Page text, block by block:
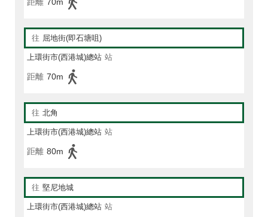
距離 70m
往 屈地街(即石塘咀)
上環街市(西港城)總站 站
距離 70m
往 北角
上環街市(西港城)總站 站
距離 80m
往 堅尼地城
上環街市(西港城)總站 站